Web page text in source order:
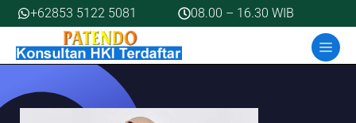
Skip
to
content
+62853 5122 5081 08.00 – 16.30 WIB